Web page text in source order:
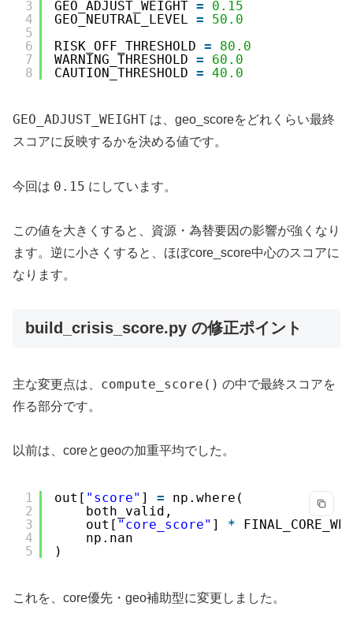
3
4
5
6
7
8
GEO_ADJUST_WEIGHT =
0.15
GEO_NEUTRAL_LEVEL =
50.0
RISK_OFF_THRESHOLD =
80.0
WARNING_THRESHOLD =
60.0
CAUTION_THRESHOLD = 40.0
GEO_ADJUST_WEIGHT は、geo_scoreをどれくらい最終
スコアに反映するかを決める値です。
今回は 0.15 にしています。
この値を大きくすると、資源・為替要因の影響が強くなり
ます。逆に小さくすると、ほぼcore_score中心のスコアに
なります。
build_crisis_score.py の修正ポイント
主な変更点は、 compute_score() の中で最終スコアを
作る部分です。
以前は、coreとgeoの加重平均でした。
1
2
3
4
5
out[ "score" ] =
np.where(
both_valid,
out[ "core_score" ] *
np.nan
)
これを、core優先・geo補助型に変更しました。